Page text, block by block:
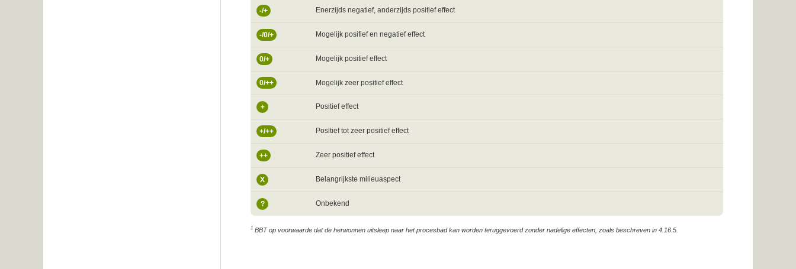
-/+ Enerzijds negatief, anderzijds positief effect
-/0/+ Mogelijk posifief en negatief effect
0/+ Mogelijk positief effect
0/++ Mogelijk zeer positief effect
+ Positief effect
+/++ Positief tot zeer positief effect
++ Zeer positief effect
X Belangrijkste milieuaspect
? Onbekend
1 BBT op voorwaarde dat de herwonnen uitsleep naar het procesbad kan worden teruggevoerd zonder nadelige effecten, zoals beschreven in 4.16.5.